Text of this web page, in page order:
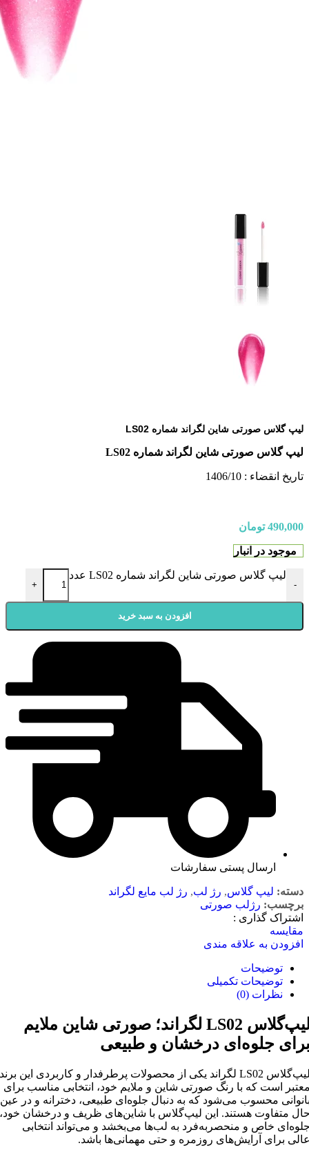
لیپ گلاس صورتی شاین لگراند شماره LS02
لیپ گلاس صورتی شاین لگراند شماره LS02
تاریخ انقضاء : 1406/10
490,000 تومان
موجود در انبار
-
لیپ گلاس صورتی شاین لگراند شماره LS02 عدد
+
افزودن به سبد خرید
ارسال پستی سفارشات
دسته: لیپ گلاس, رژ لب, رژ لب مایع لگراند
برچسب: رژلب صورتی
اشتراک گذاری :
مقایسه
افزودن به علاقه مندی
توضیحات
توضیحات تکمیلی
نظرات (0)
لیپ‌گلاس LS02 لگراند؛ صورتی شاین ملایم
جلوه‌ای درخشان و طبیعی
لیپ‌گلاس LS02 لگراند یکی از محصولات پرطرفدار و کاربردی این برند
است که با رنگ صورتی شاین و ملایم خود، انتخابی مناسب برای
محسوب می‌شود که به دنبال جلوه‌ای طبیعی، دخترانه و در عین
متفاوت هستند. این لیپ‌گلاس با شاین‌های ظریف و درخشان خود،
خاص و منحصر‌به‌فرد به لب‌ها می‌بخشد و می‌تواند انتخابی
برای آرایش‌های روزمره و حتی مهمانی‌ها باشد.